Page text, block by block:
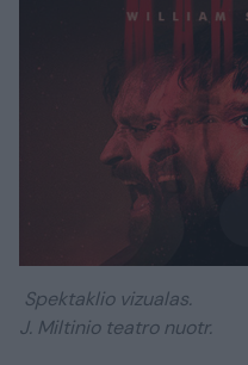
Spektaklio vizualas.
J. Miltinio teatro nuotr.